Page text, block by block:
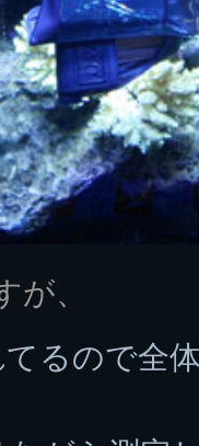
が、
るので全